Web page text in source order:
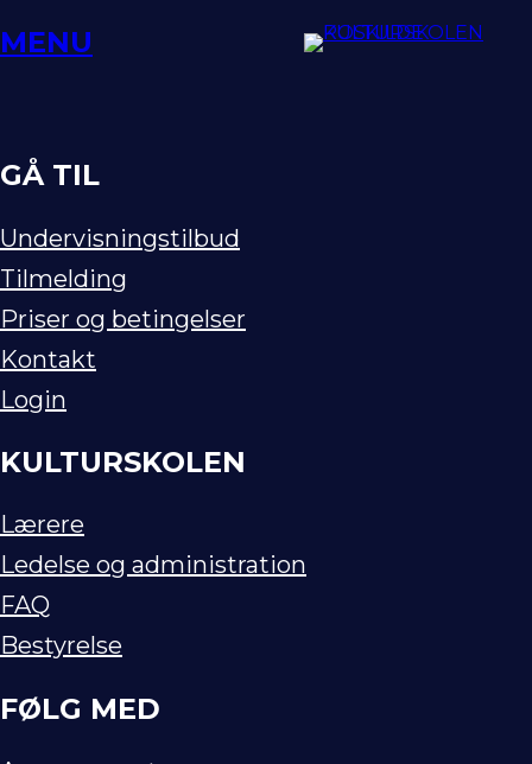
til
MENU
GÅ TIL
Undervisningstilbud
Tilmelding
Priser og betingelser
Kontakt
Login
KULTURSKOLEN
Lærere
Ledelse og administration
FAQ
Bestyrelse
FØLG MED